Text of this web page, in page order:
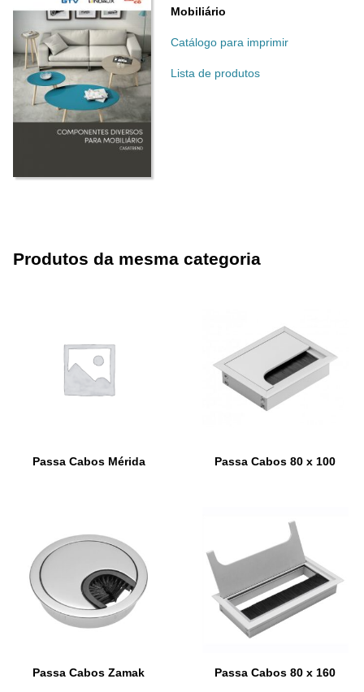
Mobiliário
Catálogo para imprimir
Lista de produtos
Produtos da mesma categoria
Passa Cabos Mérida Passa Cabos 80 x 100
Passa Cabos Zamak Passa Cabos 80 x 160